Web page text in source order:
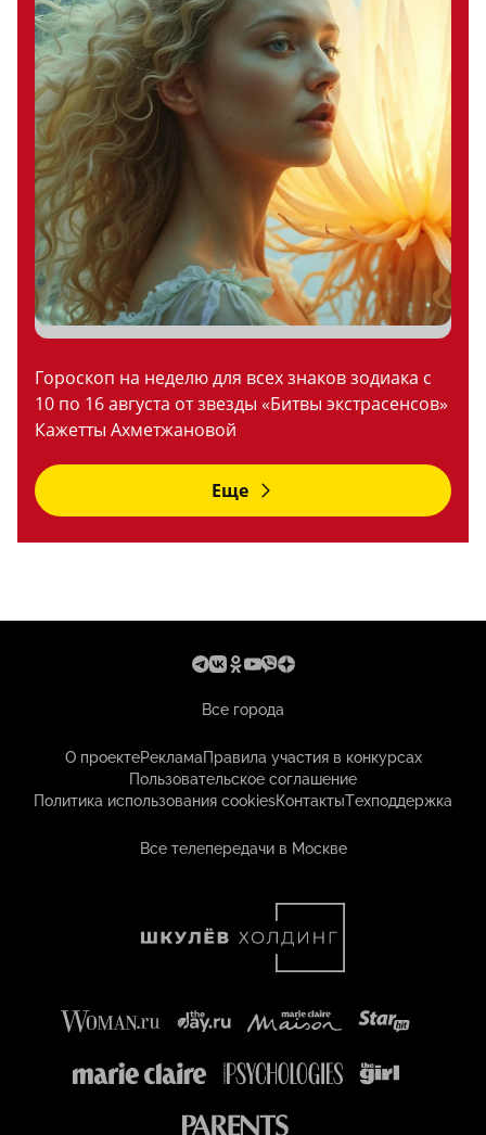
Гороскоп на неделю для всех знаков зодиака с
10 по 16 августа от звезды «Битвы экстрасенсов»
Кажетты Ахметжановой
Еще
Все города
О проектеРекламаПравила участия в конкурсах
Пользовательское соглашение
Политика использования cookiesКонтактыТехподдержка
Все телепередачи в Москве